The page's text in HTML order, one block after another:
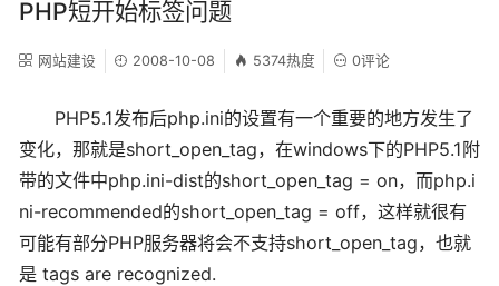
PHP短开始标签问题
网站建设 2008-10-08 5374热度 0评论
PHP5.1发布后php.ini的设置有一个重要的地方发生了
变化，那就是short_open_tag，在windows下的PHP5.1附
带的文件中php.ini-dist的short_open_tag = on，而php.i
ni-recommended的short_open_tag = off，这样就很有
可能有部分PHP服务器将会不支持short_open_tag，也就
是 tags are recognized.